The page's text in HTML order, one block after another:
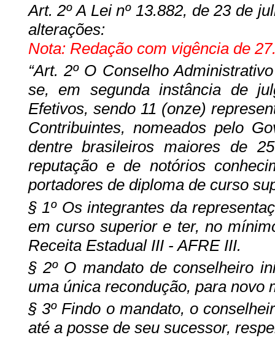
Art. 2º A Lei nº 13.882, de 23de
alterações:
Nota: Redação com vigência de
“Art. 2º O Conselho
se, em segunda instância de
Efetivos, sendo 11 (onze)
Contribuintes, nomeados pelo
dentre brasileiros maiores de
reputação e de notórios
portadores de diploma de curso
§ 1º Os integrantes da
em curso superior e ter, no
Receita Estadual III - AFRE III.
§ 2º O mandato de conselheiro
uma única recondução, para novo
§ 3º Findo o mandato, o
até a posse de seu sucessor,